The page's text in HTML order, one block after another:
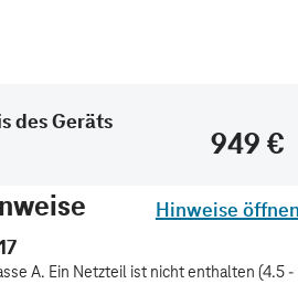
des Geräts
949 €
Hinweise
A. Ein Netzteil ist nicht enthalten (4.5 -